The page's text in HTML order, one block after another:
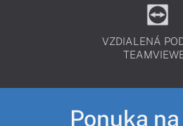
VZDIALENÁ
Ponuka